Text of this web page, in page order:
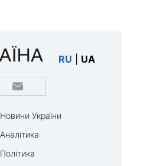
RU UA
Новини України
Аналітика
Політика